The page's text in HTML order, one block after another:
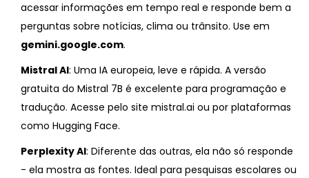
acessar informações em tempo real e responde bem a
perguntas sobre notícias, clima ou trânsito. Use em
gemini.google.com.
Mistral AI: Uma IA europeia, leve e rápida. A versão
gratuita do Mistral 7B é excelente para programação e
tradução. Acesse pelo site mistral.ai ou por plataformas
como Hugging Face.
Perplexity AI: Diferente das outras, ela não só responde
- ela mostra as fontes. Ideal para pesquisas escolares ou